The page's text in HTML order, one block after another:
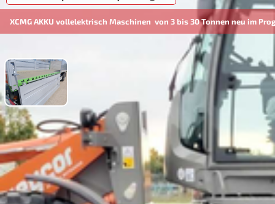
AKKU vollelektrisch Maschinen von 3 bis 30 Tonnen neu im